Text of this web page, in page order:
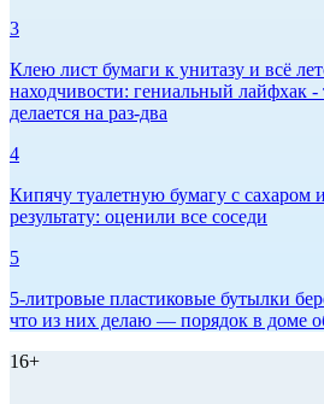
3
Клею лист бумаги к унитазу и всё
находчивости: гениальный лайфхак -
делается на раз-два
4
Кипячу туалетную бумагу с сахаром
результату: оценили все соседи
5
5-литровые пластиковые бутылки
что из них делаю — порядок в доме
16+